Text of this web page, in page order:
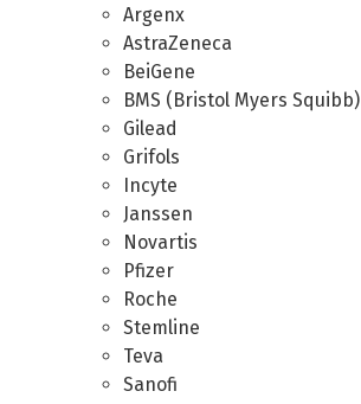
Argenx
AstraZeneca
BeiGene
BMS (Bristol Myers Squibb)
Gilead
Grifols
Incyte
Janssen
Novartis
Pfizer
Roche
Stemline
Teva
Sanofi